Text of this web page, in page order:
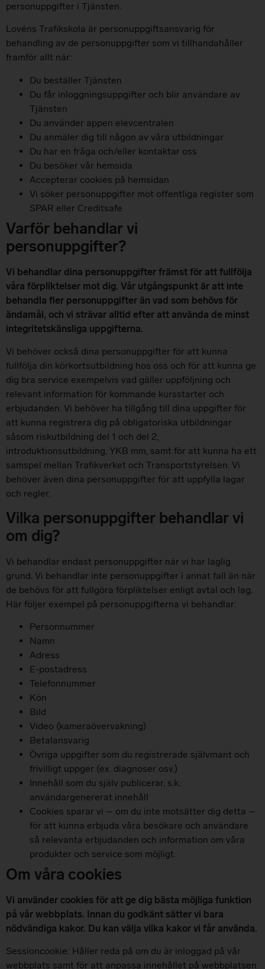
personuppgifter i Tjänsten.
Lovéns Trafikskola är personuppgiftsansvarig för
behandling av de personuppgifter som vi tillhandahåller
framför allt när:
Du beställer Tjänsten
Du får inloggningsuppgifter och blir användare av
Tjänsten
Du använder appen elevcentralen
Du anmäler dig till någon av våra utbildningar
Du har en fråga och/eller kontaktar oss
Du besöker vår hemsida
Accepterar cookies på hemsidan
Vi söker personuppgifter mot offentliga register som
SPAR eller Creditsafe
Varför behandlar vi
personuppgifter?
Vi behandlar dina personuppgifter främst för att fullfölja
våra förpliktelser mot dig. Vår utgångspunkt är att inte
behandla fler personuppgifter än vad som behövs för
ändamål, och vi strävar alltid efter att använda de minst
integritetskänsliga uppgifterna.
Vi behöver också dina personuppgifter för att kunna
fullfölja din körkortsutbildning hos oss och för att kunna ge
dig bra service exempelvis vad gäller uppföljning och
relevant information för kommande kursstarter och
erbjudanden. Vi behöver ha tillgång till dina uppgifter för
att kunna registrera dig på obligatoriska utbildningar
såsom riskutbildning del 1 och del 2,
introduktionsutbildning, YKB mm, samt för att kunna ha ett
samspel mellan Trafikverket och Transportstyrelsen. Vi
behöver även dina personuppgifter för att uppfylla lagar
och regler.
Vilka personuppgifter behandlar vi
om dig?
Vi behandlar endast personuppgifter när vi har laglig
grund. Vi behandlar inte personuppgifter i annat fall än när
de behövs för att fullgöra förpliktelser enligt avtal och lag.
Här följer exempel på personuppgifterna vi behandlar:
Personnummer
Namn
Adress
E-postadress
Telefonnummer
Kön
Bild
Video (kameraövervakning)
Betalansvarig
Övriga uppgifter som du registrerade självmant och
frivilligt uppger (ex. diagnoser osv.)
Innehåll som du själv publicerar, s.k.
användargenererat innehåll
Cookies sparar vi – om du inte motsätter dig detta –
för att kunna erbjuda våra besökare och användare
så relevanta erbjudanden och information om våra
produkter och service som möjligt.
Om våra cookies
Vi använder cookies för att ge dig bästa möjliga funktion
på vår webbplats. Innan du godkänt sätter vi bara
nödvändiga kakor. Du kan välja vilka kakor vi får använda.
Sessioncookie: Håller reda på om du är inloggad på vår
webbplats samt för att anpassa innehållet på webbplatsen